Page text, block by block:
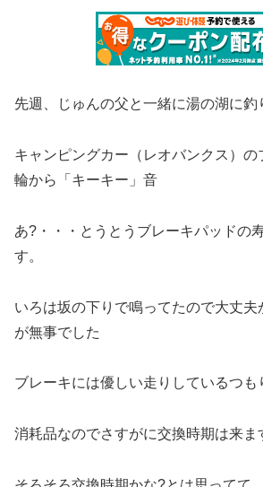
先週、じゅんの父と一緒に湯の湖に釣
キャンピングカー（レオバンクス）
輪から「キーキー」音
あ?・・・とうとうブレーキパッドの
す。
いろは坂の下りで鳴ってたので大丈夫
が無事でした
ブレーキには優しい走りしているつも
消耗品なのでさすがに交換時期は来ま